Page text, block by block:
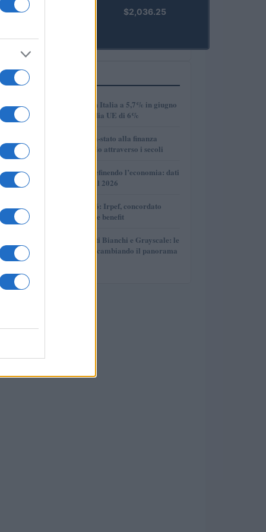
PRIME)
$2,036.25
PIÙ LETTI
1
Disoccupazione in Italia a 5,7% in giugno
2026, sotto la media UE di 6%
2
Dalle antiche città-stato alla finanza
globale: un viaggio attraverso i secoli
3
Come l’IA sta ridefinendo l’economia: dati
e prospettive per il 2026
4
Novità fiscali 2026: Irpef, concordato
preventivo e fringe benefit
5
Volotea, Certificati Bianchi e Grayscale: le
novità che stanno cambiando il panorama